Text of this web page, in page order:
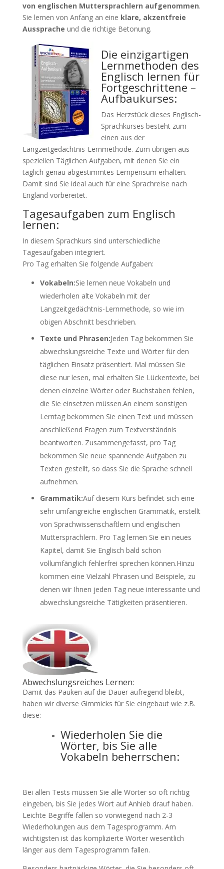
von englischen Muttersprachlern aufgenommen.
Sie lernen von Anfang an eine klare, akzentfreie
Aussprache und die richtige Betonung.
Die einzigartigen
Lernmethoden des
Englisch lernen für
Fortgeschrittene –
Aufbaukurses:
Das Herzstück dieses Englisch-
Sprachkurses besteht zum
einen aus der
Langzeitgedächtnis-Lernmethode. Zum übrigen aus
speziellen Täglichen Aufgaben, mit denen Sie ein
täglich genau abgestimmtes Lernpensum erhalten.
Damit sind Sie ideal auch für eine Sprachreise nach
England vorbereitet.
Tagesaufgaben zum Englisch
lernen:
In diesem Sprachkurs sind unterschiedliche
Tagesaufgaben integriert.
Pro Tag erhalten Sie folgende Aufgaben:
Vokabeln:Sie lernen neue Vokabeln und
wiederholen alte Vokabeln mit der
Langzeitgedächtnis-Lernmethode, so wie im
obigen Abschnitt beschrieben.
Texte und Phrasen:Jeden Tag bekommen Sie
abwechslungsreiche Texte und Wörter für den
täglichen Einsatz präsentiert. Mal müssen Sie
diese nur lesen, mal erhalten Sie Lückentexte, bei
denen einzelne Wörter oder Buchstaben fehlen,
die Sie einsetzen müssen.An einem sonstigen
Lerntag bekommen Sie einen Text und müssen
anschließend Fragen zum Textverständnis
beantworten. Zusammengefasst, pro Tag
bekommen Sie neue spannende Aufgaben zu
Texten gestellt, so dass Sie die Sprache schnell
aufnehmen.
Grammatik:Auf diesem Kurs befindet sich eine
sehr umfangreiche englischen Grammatik, erstellt
von Sprachwissenschaftlern und englischen
Muttersprachlern. Pro Tag lernen Sie ein neues
Kapitel, damit Sie Englisch bald schon
vollumfänglich fehlerfrei sprechen können.Hinzu
kommen eine Vielzahl Phrasen und Beispiele, zu
denen wir Ihnen jeden Tag neue interessante und
abwechslungsreiche Tätigkeiten präsentieren.
Abwechslungsreiches Lernen:
Damit das Pauken auf die Dauer aufregend bleibt,
haben wir diverse Gimmicks für Sie eingebaut wie z.B.
diese:
Wiederholen Sie die
Wörter, bis Sie alle
Vokabeln beherrschen:
Bei allen Tests müssen Sie alle Wörter so oft richtig
eingeben, bis Sie jedes Wort auf Anhieb drauf haben.
Leichte Begriffe fallen so vorwiegend nach 2-3
Wiederholungen aus dem Tagesprogramm. Am
wichtigsten ist das komplizierte Wörter wesentlich
länger aus dem Tagesprogramm fallen.